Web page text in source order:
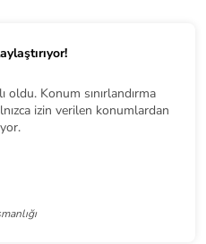
oldu. Konum sınırlandırma
izin verilen konumlardan